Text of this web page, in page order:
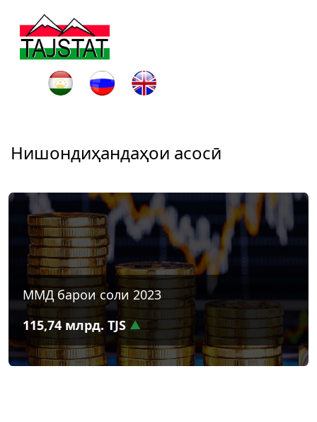
Нишондиҳандаҳои асосӣ
ММД барои соли 2023
115,74 млрд. TJS